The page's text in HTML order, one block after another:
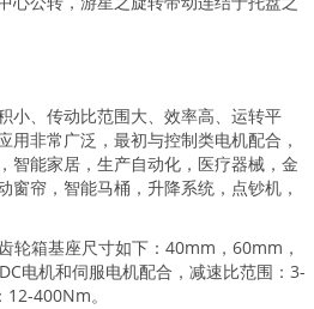
、传动比范围大、效率高、运转平
用非常广泛，最初与控制类电机配合，
智能家居，生产自动化，医疗器械，金
窗帘，智能马桶，升降系统，点钞机，
箱基座尺寸如下：40mm，60mm，
电机和伺服电机配合，减速比范围：3-
400Nm。